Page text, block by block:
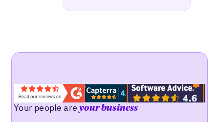
Your people areyour business